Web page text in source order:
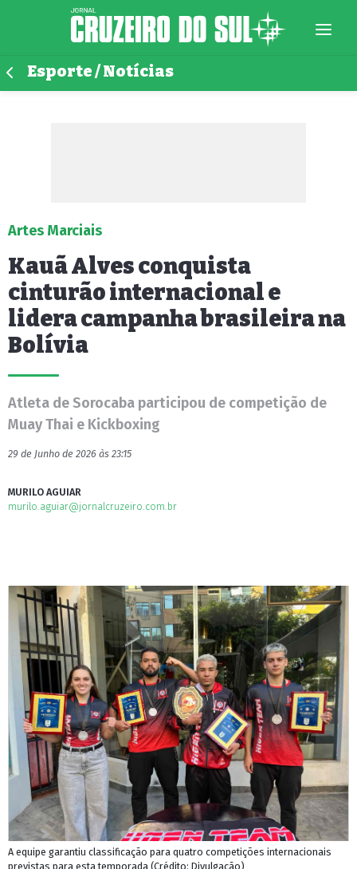
Esporte / Notícias
Artes Marciais
Kauã Alves conquista
cinturão internacional e
lidera campanha brasileira na
Bolívia
Atleta de Sorocaba participou de competição de
Muay Thai e Kickboxing
29 de Junho de 2026 às 23:15
MURILO AGUIAR
murilo.aguiar@jornalcruzeiro.com.br
A equipe garantiu classificação para quatro competições internacionais
previstas para esta temporada (Crédito: Divulgação)